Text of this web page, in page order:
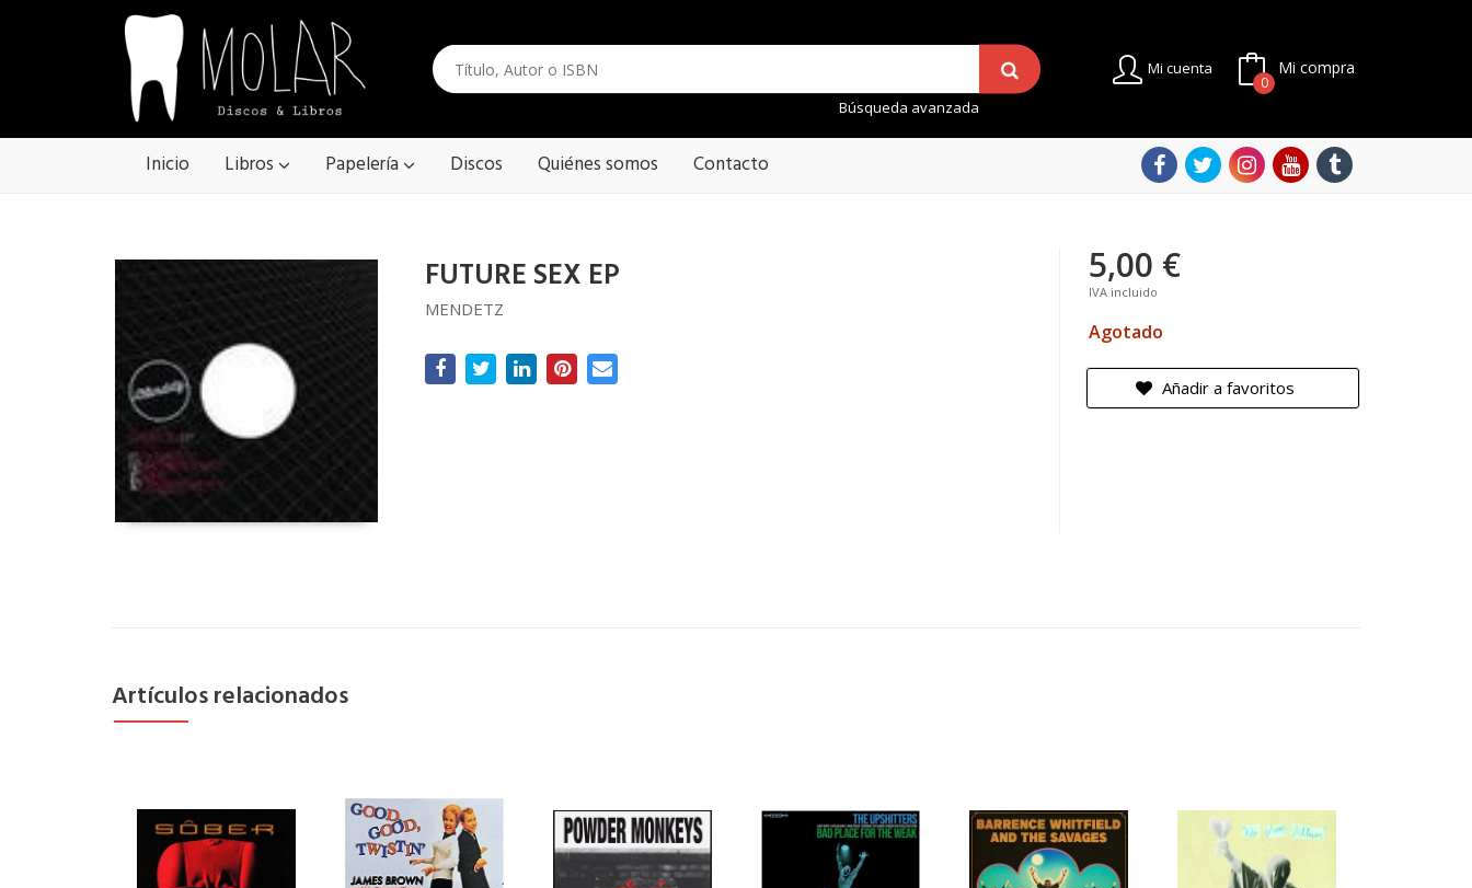
Búsqueda avanzada
Mi cuenta Mi compra
0
Inicio Libros Papelería Discos Quiénes somos Contacto
FUTURE SEX EP
MENDETZ
5,00 €
IVA incluido
Agotado
Añadir a favoritos
Artículos relacionados